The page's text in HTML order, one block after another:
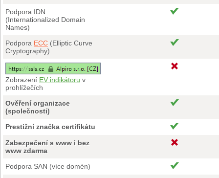
Podpora IDN
(Internationalized Domain
Names)
Podpora ECC (Elliptic Curve
Cryptography)
Zobrazení EV indikátoru v
prohlížečích
Ověření organizace
(společnosti)
Prestižní značka certifikátu
Zabezpečení s www i bez
www zdarma
Podpora SAN (více domén)